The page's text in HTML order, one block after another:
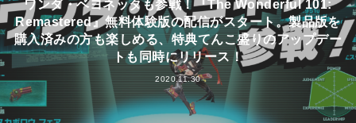
会社情報トップ
会社概要
社長メッセージ
社名について
WORKS
すべてのタイトル
ミュータントタートルズ：ラスト・ローニン
NINJA GAIDEN 4
MAGAZINE
RECRUIT
ワンダ・ベヨネッタも参戦！『The Wonderful 101:
Remastered』無料体験版の配信がスタート。製品版を
購入済みの方も楽しめる、特典てんこ盛りのアップデー
トも同時にリリース！
2020.11.30